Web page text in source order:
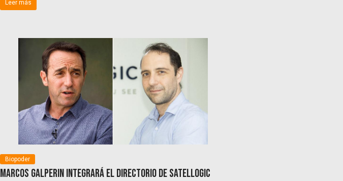
Leer más
Biopoder
Marcos Galperin integrará el directorio de Satellogic